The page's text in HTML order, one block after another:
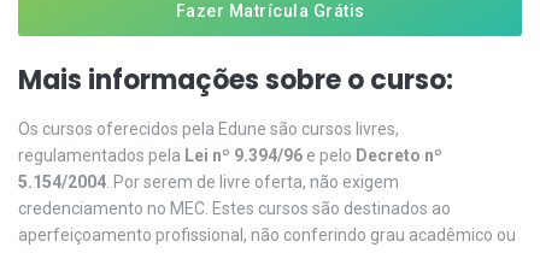
Fazer Matrícula Grátis
Mais informações sobre o curso:
Os cursos oferecidos pela Edune são cursos livres,
regulamentados pela Lei nº 9.394/96 e pelo Decreto nº
5.154/2004 . Por serem de livre oferta, não exigem
credenciamento no MEC. Estes cursos são destinados ao
aperfeiçoamento profissional, não conferindo grau acadêmico ou